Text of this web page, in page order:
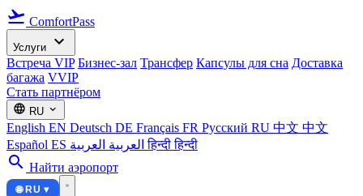
flight_takeoff ComfortPass
Услуги expand_more
Встреча VIP Бизнес-зал Трансфер Капсулы для сна Доставка
багажа VVIP
Стать партнёром
language RU expand_more
English EN Deutsch DE Français FR Русский RU 中文 中文
Español ES العربية العربية हिन्दीहिन्दी
search Найти аэропорт
🌐 RU ▾